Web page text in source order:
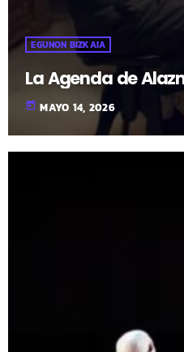
EGUNON BIZKAIA
La Agenda de
today MAYO 14, 2026